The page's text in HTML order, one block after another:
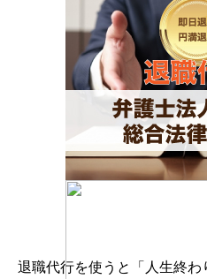
退職代行を使うと「人生終